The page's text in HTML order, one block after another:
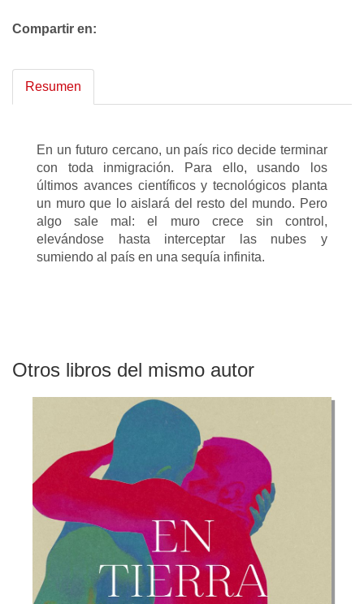
Compartir en:
Resumen
En un futuro cercano, un país rico decide terminar
con toda inmigración. Para ello, usando los
últimos avances científicos y tecnológicos planta
un muro que lo aislará del resto del mundo. Pero
algo sale mal: el muro crece sin control,
elevándose hasta interceptar las nubes y
sumiendo al país en una sequía infinita.
Otros libros del mismo autor